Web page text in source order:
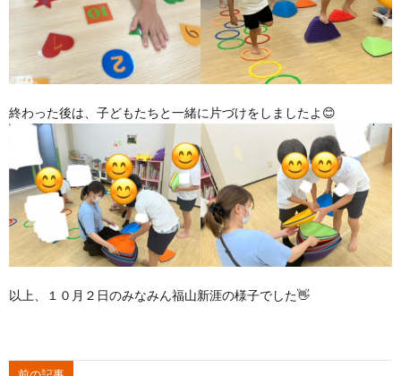
終わった後は、子どもたちと一緒に片づけをしましたよ😊
以上、１０月２日のみなみん福山新涯の様子でした👋